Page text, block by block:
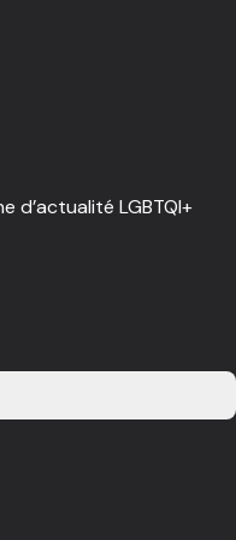
d’actualité LGBTQI+